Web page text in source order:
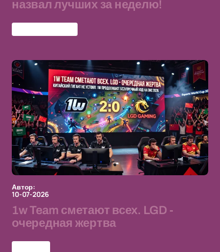
назвал лучших за неделю!
Автор:
10-07-2026
1w Team сметают всех. LGD -
очередная жертва